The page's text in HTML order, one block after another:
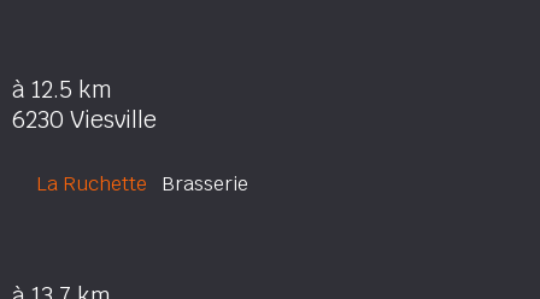
à 12.5 km
6230 Viesville
La Ruchette Brasserie